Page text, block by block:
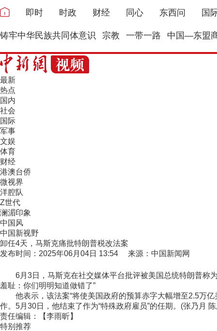
即时 时政 财经 同心 东西问 国
铸牢中华民族共同体意识 宗教 一带一路 中国—东盟
最新
热点
国内
社会
国际
军事
文娱
体育
财经
港澳台侨
微视界
洋腔队
Z世代
澜湄印象
中国风
中国新视野
卸任4天，马斯克痛批特朗普税改法案
发布时间：2025年06月04日 13:54 来源：中国新闻网
6月3日，马斯克在社交媒体平台批评被美国总统特朗普称为
羞耻：你们明明知道做错了”
他表示，该法案“将使美国政府的预算赤字大幅增至2.5万亿
作。5月30日，他结束了作为“特殊政府雇员”的任期。(张乃月
责任编辑：【李雨昕】
特别推荐